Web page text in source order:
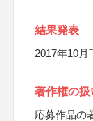
結果発表
2017年10
著作権の扱
応募作品の